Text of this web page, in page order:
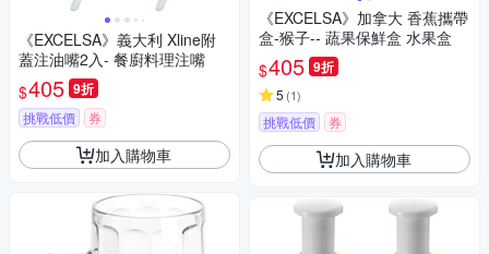
《EXCELSA》義大利 Xline附
蓋注油嘴2入- 餐廚料理注嘴
$405 9折
挑戰低價 券
加入購物車
《EXCELSA》加拿大 香蕉攜帶
盒-猴子-- 蔬果保鮮盒 水果盒
$405 9折
5 (1)
挑戰低價 券
加入購物車